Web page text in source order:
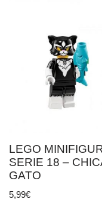
LEGO
SERIE 18 –
GATO
5,99€